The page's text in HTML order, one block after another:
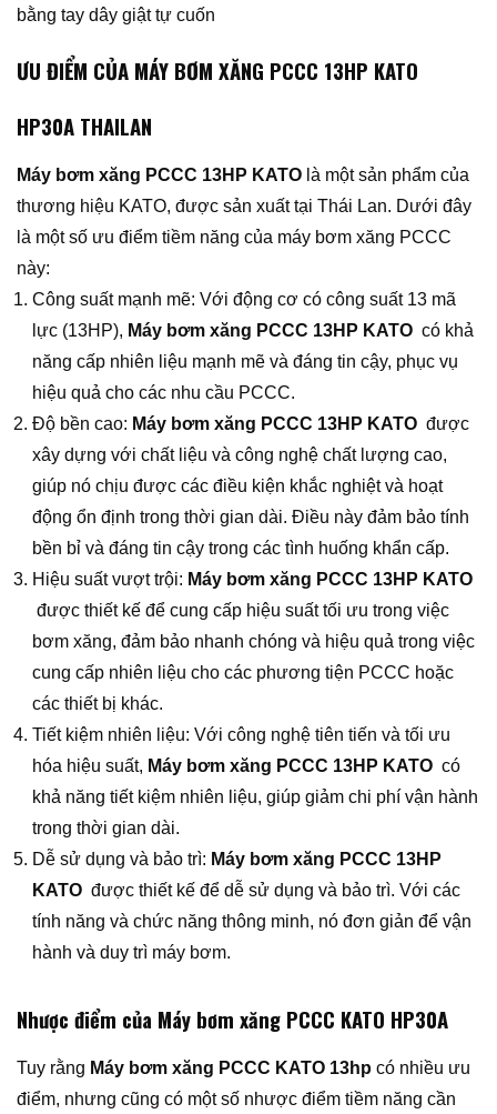
bằng tay dây giật tự cuốn
ƯU ĐIỂM CỦA MÁY BƠM XĂNG PCCC 13HP KATO
HP30A THAILAN
Máy bơm xăng PCCC 13HP KATO là một sản phẩm của
thương hiệu KATO, được sản xuất tại Thái Lan. Dưới đây
là một số ưu điểm tiềm năng của máy bơm xăng PCCC
này:
Công suất mạnh mẽ: Với động cơ có công suất 13 mã
lực (13HP), Máy bơm xăng PCCC 13HP KATO có khả
năng cấp nhiên liệu mạnh mẽ và đáng tin cậy, phục vụ
hiệu quả cho các nhu cầu PCCC.
Độ bền cao: Máy bơm xăng PCCC 13HP KATO được
xây dựng với chất liệu và công nghệ chất lượng cao,
giúp nó chịu được các điều kiện khắc nghiệt và hoạt
động ổn định trong thời gian dài. Điều này đảm bảo tính
bền bỉ và đáng tin cậy trong các tình huống khẩn cấp.
Hiệu suất vượt trội: Máy bơm xăng PCCC 13HP KATO
được thiết kế để cung cấp hiệu suất tối ưu trong việc
bơm xăng, đảm bảo nhanh chóng và hiệu quả trong việc
cung cấp nhiên liệu cho các phương tiện PCCC hoặc
các thiết bị khác.
Tiết kiệm nhiên liệu: Với công nghệ tiên tiến và tối ưu
hóa hiệu suất, Máy bơm xăng PCCC 13HP KATO có
khả năng tiết kiệm nhiên liệu, giúp giảm chi phí vận hành
trong thời gian dài.
Dễ sử dụng và bảo trì: Máy bơm xăng PCCC 13HP
KATO được thiết kế để dễ sử dụng và bảo trì. Với các
tính năng và chức năng thông minh, nó đơn giản để vận
hành và duy trì máy bơm.
Nhược điểm của Máy bơm xăng PCCC KATO HP30A
Tuy rằng Máy bơm xăng PCCC KATO 13hp có nhiều ưu
điểm, nhưng cũng có một số nhược điểm tiềm năng cần